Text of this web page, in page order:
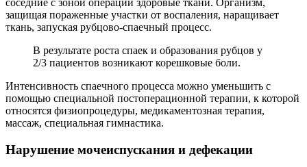
соседние с зоной операции здоровые ткани. Организм,
защищая пораженные участки от воспаления, наращивает
ткань, запуская рубцово-спаечный процесс.
В результате роста спаек и образования рубцов у
2/3 пациентов возникают корешковые боли.
Интенсивность спаечного процесса можно уменьшить с
помощью специальной постоперационной терапии, к которой
относятся физиопроцедуры, медикаментозная терапия,
массаж, специальная гимнастика.
Нарушение мочеиспускания и дефекации